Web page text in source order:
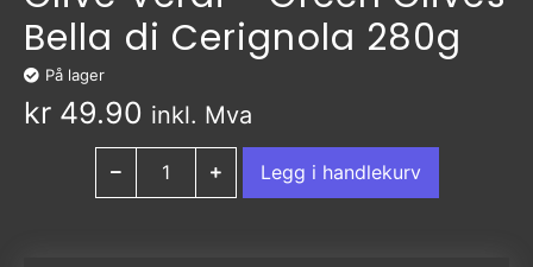
Bella di Cerignola 280g
På lager
kr 49.90 inkl. Mva
Legg i handlekurv